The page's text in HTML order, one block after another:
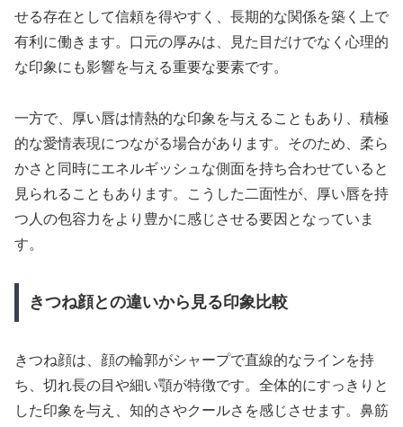
せる存在として信頼を得やすく、長期的な関係を築く上で
有利に働きます。口元の厚みは、見た目だけでなく心理的
な印象にも影響を与える重要な要素です。
一方で、厚い唇は情熱的な印象を与えることもあり、積極
的な愛情表現につながる場合があります。そのため、柔ら
かさと同時にエネルギッシュな側面を持ち合わせていると
見られることもあります。こうした二面性が、厚い唇を持
つ人の包容力をより豊かに感じさせる要因となっていま
す。
きつね顔との違いから見る印象比較
きつね顔は、顔の輪郭がシャープで直線的なラインを持
ち、切れ長の目や細い顎が特徴です。全体的にすっきりと
した印象を与え、知的さやクールさを感じさせます。鼻筋